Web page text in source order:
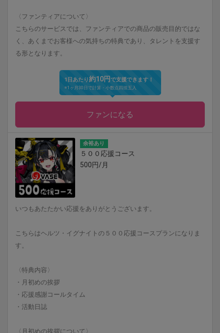
〈ファンティアについて〉
こちらのサービスでは、ファンティアでの商品の販売目的ではな
く、あくまでお客様への気持ちの特典であり、タレントを支援す
る形となります。
1日あたり約10円で支援できます！
※1ヶ月30日で計算・小数点四捨五入
ファンになる
余裕あり
５００応援コース
500円/月
いつもあたたかい応援をありがとうございます。
こちらはヘルツ・イグナイトの５００応援コースプランになりま
す。
〈特典内容〉
・月初めの挨拶
・応援感謝コールタイム
・活動日誌
〈月初めの挨拶について〉